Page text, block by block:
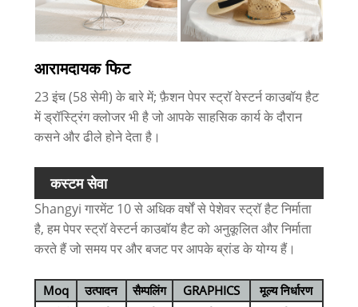
आरामदायक फिट
23 इंच (58 सेमी) के बारे में; फ़ैशन पेपर स्ट्रॉ वेस्टर्न काउबॉय हैट
में ड्रॉस्ट्रिंग क्लोजर भी है जो आपके साहसिक कार्य के दौरान
कसने और ढीले होने देता है।
कस्टम सेवा
Shangyi गारमेंट 10 से अधिक वर्षों से पेशेवर स्ट्रॉ हैट निर्माता
है, हम पेपर स्ट्रॉ वेस्टर्न काउबॉय हैट को अनुकूलित और निर्माता
करते हैं जो समय पर और बजट पर आपके ब्रांड के योग्य हैं।
Moq उत्पादन सैम्पलिंग GRAPHICS मूल्य निर्धारण